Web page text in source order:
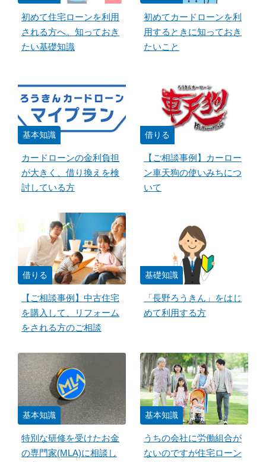
初めて住宅ローンを利用
される方へ。知っておき
たい基礎知識
初めてカードローンを利
用するときに知っておき
たいこと
基本知識
カードローンの金利負担
が大きく、借り換えを検
討している方
借りる
【ご相談事例】カーロー
ン車天狗の使いみちにつ
いて
借りる
【ご相談事例】中古住宅
を購入して、リフォーム
をされる方のご相談
基礎知識
「長野ろうきん」をはじ
めて利用する方
基本知識
特別な研修を受けたお金
の専門家(MLA)に相談し
基本知識
うちの会社に労働組合が
ないのですが住宅ローン